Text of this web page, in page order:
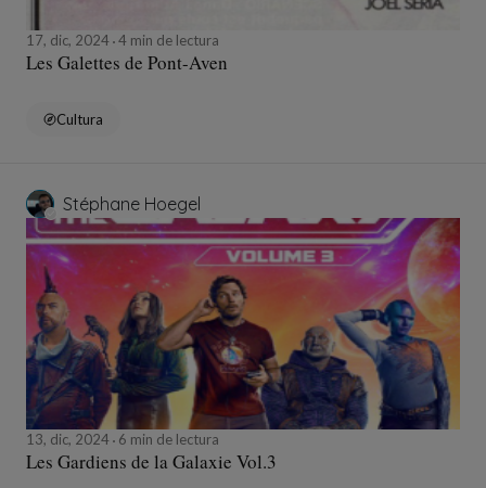
17, dic, 2024 4 min de lectura
Les Galettes de Pont-Aven
Cultura
Stéphane Hoegel
13, dic, 2024 6 min de lectura
Les Gardiens de la Galaxie Vol.3